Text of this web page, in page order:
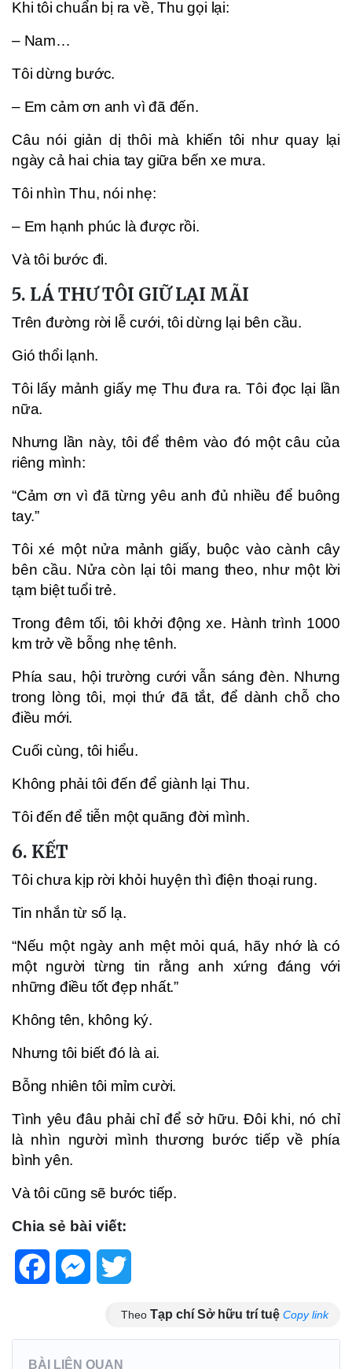
Khi tôi chuẩn bị ra về, Thu gọi lại:
– Nam…
Tôi dừng bước.
– Em cảm ơn anh vì đã đến.
Câu nói giản dị thôi mà khiến tôi như quay lại
ngày cả hai chia tay giữa bến xe mưa.
Tôi nhìn Thu, nói nhẹ:
– Em hạnh phúc là được rồi.
Và tôi bước đi.
5. LÁ THƯ TÔI GIỮ LẠI MÃI
Trên đường rời lễ cưới, tôi dừng lại bên cầu.
Gió thổi lạnh.
Tôi lấy mảnh giấy mẹ Thu đưa ra. Tôi đọc lại lần
nữa.
Nhưng lần này, tôi để thêm vào đó một câu của
riêng mình:
“Cảm ơn vì đã từng yêu anh đủ nhiều để buông
tay.”
Tôi xé một nửa mảnh giấy, buộc vào cành cây
bên cầu. Nửa còn lại tôi mang theo, như một lời
tạm biệt tuổi trẻ.
Trong đêm tối, tôi khởi động xe. Hành trình 1000
km trở về bỗng nhẹ tênh.
Phía sau, hội trường cưới vẫn sáng đèn. Nhưng
trong lòng tôi, mọi thứ đã tắt, để dành chỗ cho
điều mới.
Cuối cùng, tôi hiểu.
Không phải tôi đến để giành lại Thu.
Tôi đến để tiễn một quãng đời mình.
6. KẾT
Tôi chưa kịp rời khỏi huyện thì điện thoại rung.
Tin nhắn từ số lạ.
“Nếu một ngày anh mệt mỏi quá, hãy nhớ là có
một người từng tin rằng anh xứng đáng với
những điều tốt đẹp nhất.”
Không tên, không ký.
Nhưng tôi biết đó là ai.
Bỗng nhiên tôi mỉm cười.
Tình yêu đâu phải chỉ để sở hữu. Đôi khi, nó chỉ
là nhìn người mình thương bước tiếp về phía
bình yên.
Và tôi cũng sẽ bước tiếp.
Chia sẻ bài viết:
FacebookMessenger
Theo Tạp chí Sở hữu trí tuệ Copy link
BÀI LIÊN QUAN